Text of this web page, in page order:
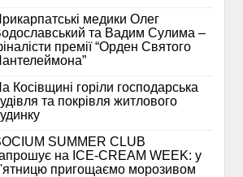
медики Олег
та Вадим Сулима –
премії “Орден Святого
Косівщині горіли господарська
та покрівля житлового
SUMMER CLUB
на ICE-CREAM WEEK: у
пригощаємо морозивом